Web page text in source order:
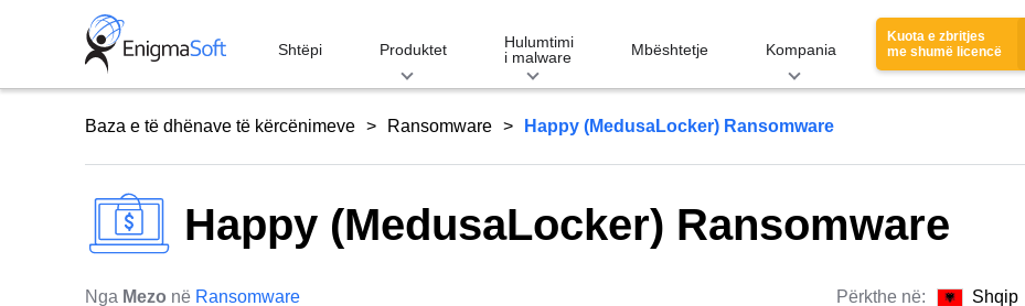
Shtëpi Produktet
Hulumtimi
i malware
Mbështetje Kompania
Kuota e zbritjes
me shumë licencë
Baza e të dhënave të kërcënimeve Ransomware Happy (MedusaLocker) Ransomware
Happy (MedusaLocker) Ransomware
Nga Mezo në Ransomware Përkthe në: Shqip